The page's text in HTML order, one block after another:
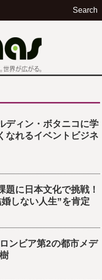
Search
ディン・ボタニコに学
なれるイベントビジネ
題に日本文化で挑戦！
しない人生”を肯定
ンビア第2の都市メデ